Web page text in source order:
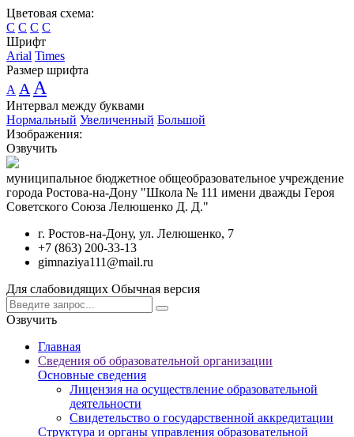
Цветовая схема:
C C C C
Шрифт
Arial Times
Размер шрифта
A A A
Интервал между буквами
Нормальный Увеличенный Большой
Изображения:
Озвучить
муниципальное бюджетное общеобразовательное учреждение
города Ростова-на-Дону "Школа № 111 имени дважды Героя
Советского Союза Лелюшенко Д. Д."
г. Ростов-на-Дону, ул. Лелюшенко, 7
+7 (863) 200-33-13
gimnaziya111@mail.ru
Для слабовидящих Обычная версия
Озвучить
Главная
Сведения об образовательной организации
Основные сведения
Лицензия на осуществление образовательной
деятельности
Свидетельство о государственной аккредитации
Структура и органы управления образовательной